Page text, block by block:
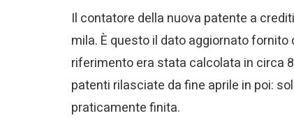
Il contatore della nuova patente a
mila. È questo il dato aggiornato fornito
riferimento era stata calcolata in circa
patenti rilasciate da fine aprile in poi:
praticamente finita.